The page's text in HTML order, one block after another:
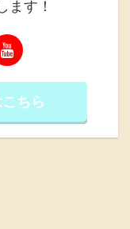
ます！
ちら